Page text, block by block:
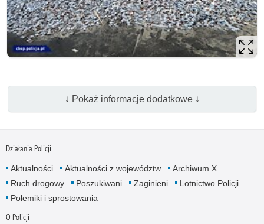
↓ Pokaż informacje dodatkowe ↓
Działania Policji
Aktualności Aktualności z województw
Archiwum X
Ruch drogowy
Poszukiwani Zaginieni
Lotnictwo Policji
Polemiki i sprostowania
O Policji